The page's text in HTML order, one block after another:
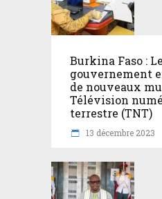
Burkina Faso : Le
gouvernement
de nouveaux
Télévision
terrestre (TNT)
13 décembre 2023